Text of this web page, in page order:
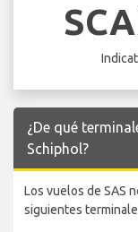
¿De qué
Schiphol?
Los vuelos de SAS
siguientes